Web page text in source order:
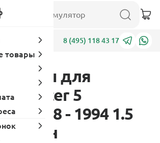
8 (495) 118 43 17
для
Lancer 5
1988 - 1994 1.5
бензин
товары